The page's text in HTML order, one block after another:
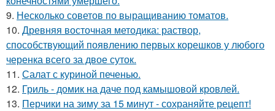
9. Несколько советов по выращиванию томатов.
10. Древняя восточная методика: раствор,
способствующий появлению первых корешков у любого
черенка всего за двое суток.
11. Салат с куриной печенью.
12. Гриль - домик на даче под камышовой кровлей.
13. Перчики на зиму за 15 минут - сохраняйте рецепт!